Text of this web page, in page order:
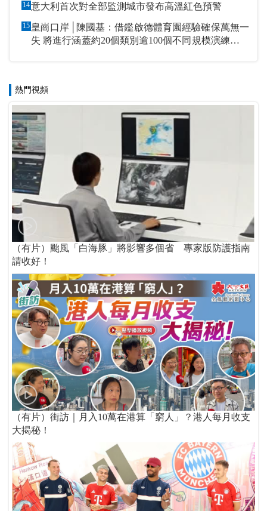
14意大利首次對全部監測城市發布高溫紅色預警
15 皇崗口岸│陳國基：借鑑啟德體育園經驗確保萬無一
失 將進行涵蓋約20個類別逾100個不同規模演練和測
熱門視頻
（有片）颱風「白海豚」將影響多個省 專家版防護指南
請收好！
（有片）街訪｜月入10萬在港算「窮人」？港人每月收支
大揭秘！